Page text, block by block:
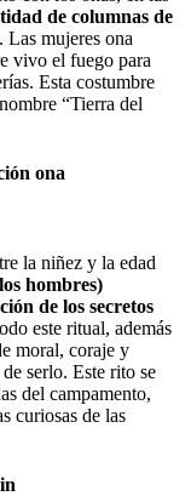
de columnas de
. Las mujeres ona
vivo el fuego para
Esta costumbre
“Tierra del
ona
la niñez y la edad
hombres)
de los secretos
este ritual, además
moral, coraje y
serlo. Este rito se
del campamento,
curiosas de las